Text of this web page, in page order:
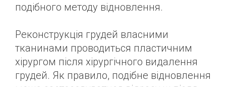
подібного методу відновлення.
Реконструкція грудей власними
тканинами проводиться пластичним
хірургом після хірургічного видалення
грудей. Як правило, подібне відновлення